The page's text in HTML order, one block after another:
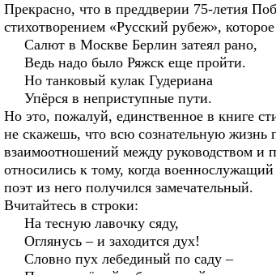
Прекрасно, что в преддверии 75-летия
стихотворением «Русский рубеж», которое
Салют в Москве Берлин затеял рано,
Ведь надо было Ряжск еще пройти.
Но танковый кулак Гудериана
Упёрся в неприступные пути.
Но это, пожалуй, единственное в книге
не скажешь, что всю сознательную жизнь
взаимоотношений между руководством и
относились к тому, когда
поэт из него получился замечательный.
Вчитайтесь в строки:
На тесную лавочку сяду,
Оглянусь – и заходится дух!
Словно пух лебединый по саду –